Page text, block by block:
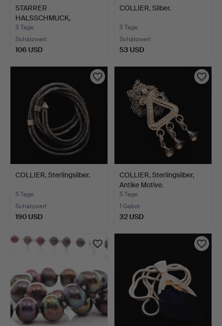
STARRER
HALSSCHMUCK,
Sterlingsilber.
5 Tage
Schätzwert
106 USD
COLLIER, Silber.
5 Tage
Schätzwert
53 USD
COLLIER, Sterlingsilber.
5 Tage
Schätzwert
190 USD
COLLIER, Sterlingsilber,
Antike Motive.
5 Tage
1 Gebot
32 USD